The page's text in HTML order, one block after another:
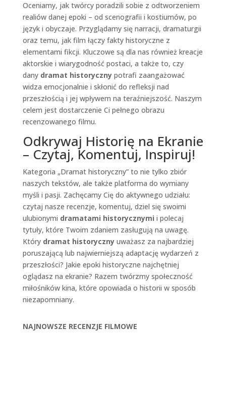
Oceniamy, jak twórcy poradzili sobie z odtworzeniem
realiów danej epoki – od scenografii i kostiumów, po
język i obyczaje. Przyglądamy się narracji, dramaturgii
oraz temu, jak film łączy fakty historyczne z
elementami fikcji. Kluczowe są dla nas również kreacje
aktorskie i wiarygodność postaci, a także to, czy
dany dramat historyczny potrafi zaangażować
widza emocjonalnie i skłonić do refleksji nad
przeszłością i jej wpływem na teraźniejszość. Naszym
celem jest dostarczenie Ci pełnego obrazu
recenzowanego filmu.
Odkrywaj Historię na Ekranie
– Czytaj, Komentuj, Inspiruj!
Kategoria „Dramat historyczny” to nie tylko zbiór
naszych tekstów, ale także platforma do wymiany
myśli i pasji. Zachęcamy Cię do aktywnego udziału:
czytaj nasze recenzje, komentuj, dziel się swoimi
ulubionymi dramatami historycznymi i polecaj
tytuły, które Twoim zdaniem zasługują na uwagę.
Który dramat historyczny uważasz za najbardziej
poruszającą lub najwierniejszą adaptację wydarzeń z
przeszłości? Jakie epoki historyczne najchętniej
oglądasz na ekranie? Razem twórzmy społeczność
miłośników kina, które opowiada o historii w sposób
niezapomniany.
NAJNOWSZE RECENZJE FILMOWE